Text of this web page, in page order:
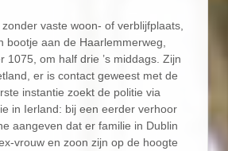
vaste woon- of verblijfplaats,
bootje aan de Haarlemmerweg,
1075, om half drie ’s middags. Zijn
er is contact geweest met de
instantie zoekt de politie via
in Ierland: bij een eerder verhoor
aangeven dat er familie in Dublin
vrouw en zoon zijn op de hoogte